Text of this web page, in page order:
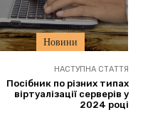
Новини
НАСТУПНА СТАТТЯ
Посібник по різних типах
віртуалізації серверів у
2024 році